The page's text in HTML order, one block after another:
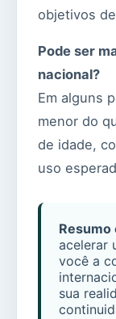
objetivos
Pode ser
nacional?
Em alguns
menor do
de idade,
uso
Resumo
acelerar
você a
sua